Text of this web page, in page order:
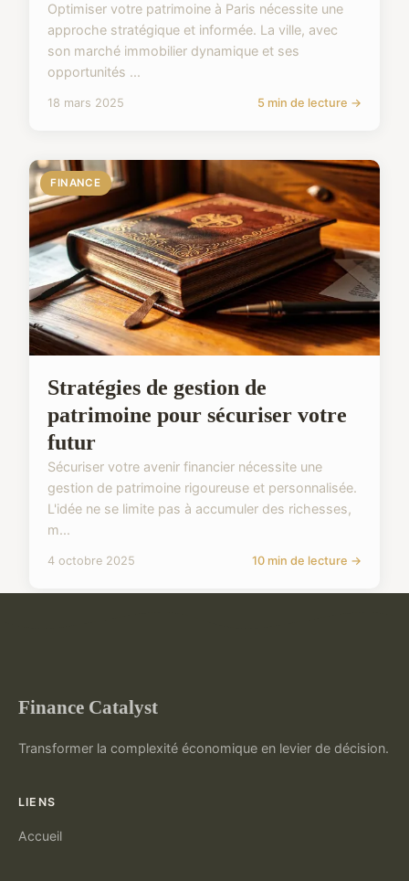
Optimiser votre patrimoine à Paris nécessite une
approche stratégique et informée. La ville, avec
son marché immobilier dynamique et ses
opportunités ...
18 mars 2025 5 min de lecture →
FINANCE
Stratégies de gestion de
patrimoine pour sécuriser votre
futur
Sécuriser votre avenir financier nécessite une
gestion de patrimoine rigoureuse et personnalisée.
L'idée ne se limite pas à accumuler des richesses,
m...
4 octobre 2025 10 min de lecture →
Finance Catalyst
Transformer la complexité économique en levier de décision.
LIENS
Accueil